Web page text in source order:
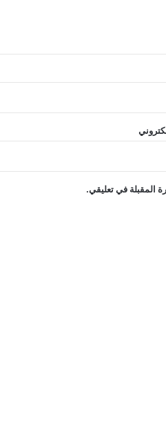
المقبلة في تعليقي.